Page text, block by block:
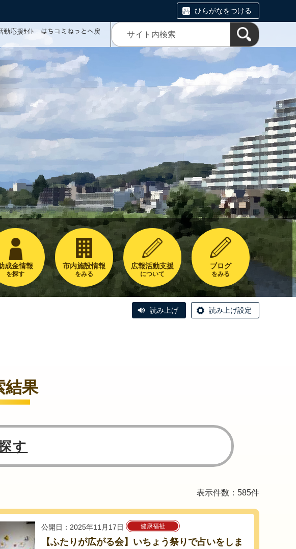
ひらがなをつける
動応援ｻｲﾄ はちコミねっとへ戻
成金情報
を探す
市内施設情報
をみる
広報活動支援
について
ブログ
をみる
読み上げ 読み上げ設定
結果
す
表示件数：585件
公開日：2025年11月17日 健康福祉
【ふたりが広がる会】いちょう祭りで占いをしま